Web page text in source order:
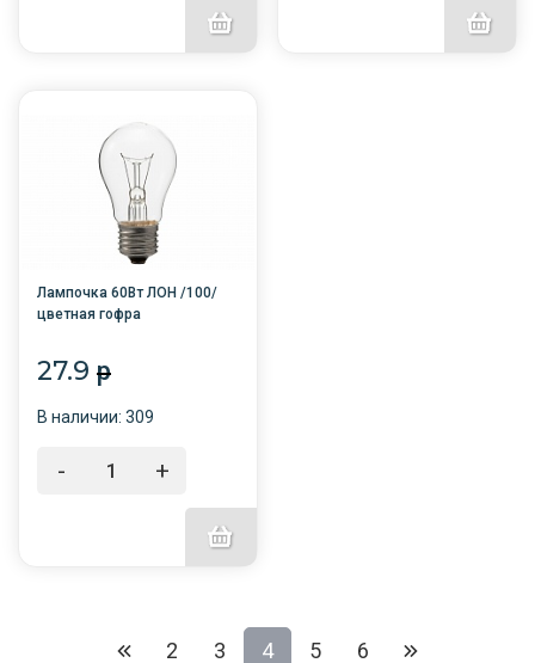
Лампочка 60Вт ЛОН /100/
цветная гофра
27.9 p
В наличии: 309
- +
2 3 4 5 6